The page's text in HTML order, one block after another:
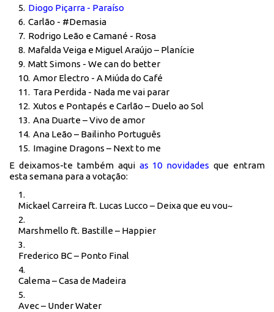
Diogo Piçarra - Paraíso
Carlão - #Demasia
Rodrigo Leão e Camané - Rosa
Mafalda Veiga e Miguel Araújo – Planície
Matt Simons - We can do better
Amor Electro - A Miúda do Café
Tara Perdida - Nada me vai parar
Xutos e Pontapés e Carlão – Duelo ao Sol
Ana Duarte – Vivo de amor
Ana Leão – Bailinho Português
Imagine Dragons – Next to me
E deixamos-te também aqui as 10 novidades que entram
esta semana para a votação:
Mickael Carreira ft. Lucas Lucco – Deixa que eu vou~
Marshmello ft. Bastille – Happier
Frederico BC – Ponto Final
Calema – Casa de Madeira
Avec – Under Water